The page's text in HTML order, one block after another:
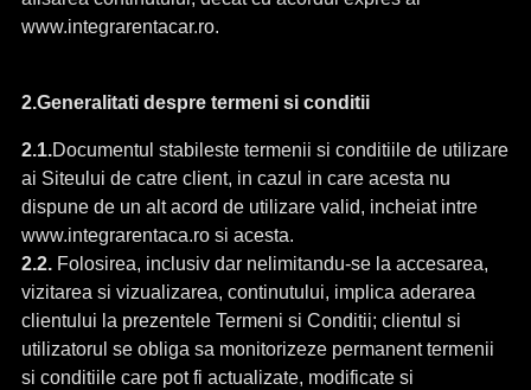
www.integrarentacar.ro.
2.Generalitati despre termeni si conditii
2.1.Documentul stabileste termenii si conditiile de utilizare
ai Siteului de catre client, in cazul in care acesta nu
dispune de un alt acord de utilizare valid, incheiat intre
www.integrarentaca.ro si acesta.
2.2.Folosirea, inclusiv dar nelimitandu-se la accesarea,
vizitarea si vizualizarea, continutului, implica aderarea
clientului la prezentele Termeni si Conditii; clientul si
utilizatorul se obliga sa monitorizeze permanent termenii
si conditiile care pot fi actualizate, modificate si